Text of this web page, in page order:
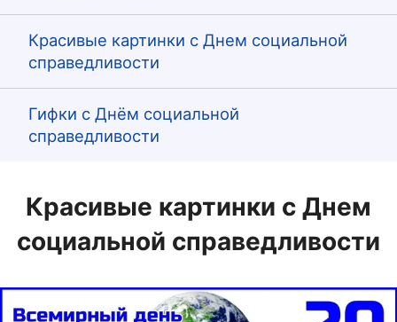
Красивые картинки с Днем социальной
справедливости
Гифки с Днём социальной
справедливости
Красивые картинки с Днем
социальной справедливости